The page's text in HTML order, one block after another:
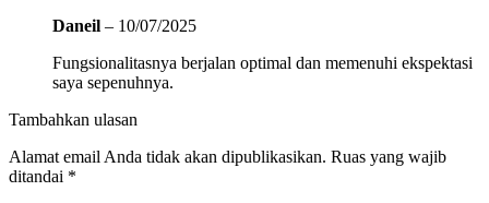
Daneil – 10/07/2025
Fungsionalitasnya berjalan optimal dan memenuhi ekspektasi
saya sepenuhnya.
Tambahkan ulasan
Alamat email Anda tidak akan dipublikasikan. Ruas yang wajib
ditandai *